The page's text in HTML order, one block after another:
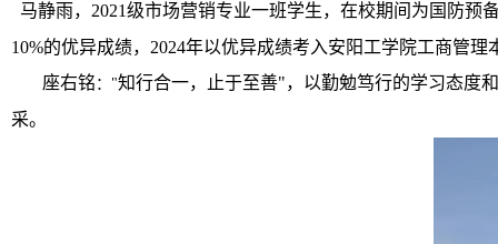
马静雨， 2021级市场营销专业一班学生，在校期间为国防预
10%的优异成绩， 2024年以优异成绩考入安阳工学院工商管理
座右铭 ： "知行合一，止于至善"，以勤勉笃行的学习态度
采。